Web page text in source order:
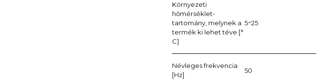
Környezeti
hőmérséklet-
tartomány, melynek a
termék ki lehet téve [°
C]
5÷25
Névleges frekvencia
[Hz]
50